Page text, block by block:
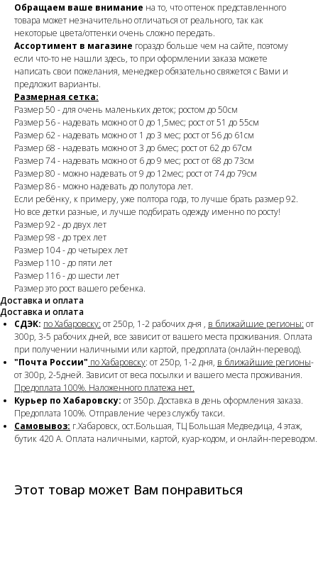
Обращаем ваше внимание на то, что оттенок представленного
товара может незначительно отличаться от реального, так как
некоторые цвета/оттенки очень сложно передать.
Ассортимент в магазине гораздо больше чем на сайте, поэтому
если что-то не нашли здесь, то при оформлении заказа можете
написать свои пожелания, менеджер обязательно свяжется с Вами и
предложит варианты.
Размерная сетка:
Размер 50 - для очень маленьких деток; ростом до 50см
Размер 56 - надевать можно от 0 до 1,5мес; рост от 51 до 55см
Размер 62 - надевать можно от 1 до 3 мес; рост от 56 до 61см
Размер 68 - надевать можно от 3 до 6мес; рост от 62 до 67см
Размер 74 - надевать можно от 6 до 9 мес; рост от 68 до 73см
Размер 80 - можно надевать от 9 до 12мес; рост от 74 до 79см
Размер 86 - можно надевать до полутора лет.
Если ребёнку, к примеру, уже полтора года, то лучше брать размер 92.
Но все детки разные, и лучше подбирать одежду именно по росту!
Размер 92 - до двух лет
Размер 98 - до трех лет
Размер 104 - до четырех лет
Размер 110 - до пяти лет
Размер 116 - до шести лет
Размер это рост вашего ребенка.
Доставка и оплата
Доставка и оплата
СДЭК: по Хабаровску: от 250р, 1-2 рабочих дня , в ближайшие регионы: от
300р, 3-5 рабочих дней, все зависит от вашего места проживания. Оплата
при получении наличными или картой, предоплата (онлайн-перевод).
"Почта России" по Хабаровску: от 250р, 1-2 дня, в ближайшие регионы-
от 300р, 2-5дней. Зависит от веса посылки и вашего места проживания.
Предоплата 100%. Наложенного платежа нет.
Курьер по Хабаровску: от 350р. Доставка в день оформления заказа.
Предоплата 100%. Отправление через службу такси.
Самовывоз: г.Хабаровск, ост.Большая, ТЦ Большая Медведица, 4 этаж,
бутик 420 А. Оплата наличными, картой, куар-кодом, и онлайн-переводом.
Этот товар может Вам понравиться